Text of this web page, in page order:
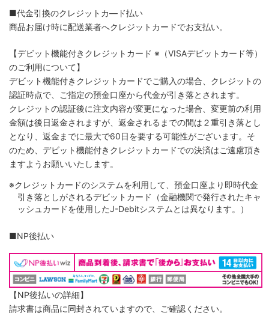
■代金引換のクレジットカ―ド払い
商品お届け時に配送業者へクレジットカードでお支払い。
【デビット機能付きクレジットカード ※（VISAデビットカード等）
のご利用について】
デビット機能付きクレジットカードでご購入の場合、クレジットの
認証時点で、ご指定の預金口座から代金が引き落とされます。
クレジットの認証後に注文内容が変更になった場合、変更前の利用
金額は後日返金されますが、返金されるまでの間は２重引き落とし
となり、返金までに最大で60日を要する可能性がございます。そ
のため、デビット機能付きクレジットカードでの決済はご遠慮頂き
ますようお願いいたします。
※クレジットカードのシステムを利用して、預金口座より即時代金
引き落としがされるデビットカード（金融機関で発行されたキャ
ッシュカードを使用したJ-Debitシステムとは異なります。）
■NP後払い
【NP後払いの詳細】
請求書は商品に同封されていますので、ご確認ください。